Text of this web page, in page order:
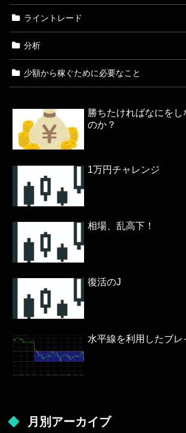
ライントレード
分析
少額から稼ぐために必要なこと
勝ちたければなにを
のか？
1万円チャレンジ
相場、乱高下！
復活のJ
水平線を利用したブレ
月別アーカイブ